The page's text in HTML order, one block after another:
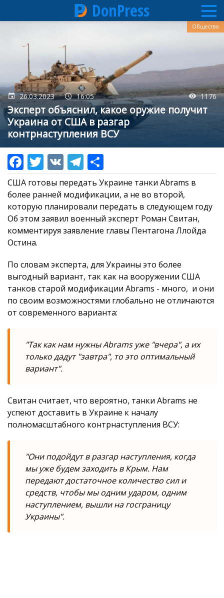
основному
содержанию
DonPress
26.03.2023 16:05 1176
Эксперт объяснил, какое оружие получит
Украина от США в разгар
контрнаступления ВСУ
Общество
США готовы передать Украине танки Abrams в
более ранней модификации, а не во второй,
которую планировали передать в следующем году
Об этом заявил военный эксперт Роман Свитан,
комментируя заявление главы Пентагона Ллойда
Остина.
По словам эксперта, для Украины это более
выгодный вариант, так как на вооружении США
танков старой модификации Abrams - много, и они
по своим возможностями глобально не отличаются
от современного варианта:
"Так как нам нужны Abrams уже "вчера", а их
только дадут "завтра", то это оптимальный
вариант".
Свитан считает, что вероятно, танки Abrams не
успеют доставить в Украине к началу
полномасштабного контрнаступления ВСУ:
"Они подойдут в разгар наступления, когда
мы уже будем заходить в Крым. Нам
передают достаточное количество сил и
средств, чтобы мы одним ударом, одним
наступлением, вышли на госграницу
Украины".